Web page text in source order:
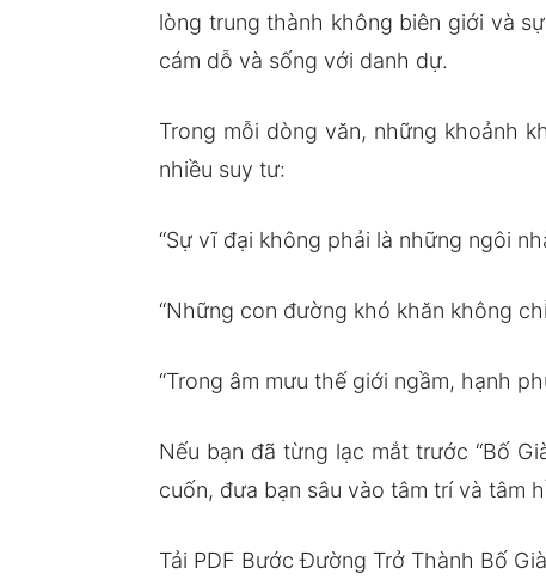
lòng trung thành không biên giới và
cám dỗ và sống với danh dự.
Trong mỗi dòng văn, những khoảnh
nhiều suy tư:
“Sự vĩ đại không phải là những ngôi
“Những con đường khó khăn không
“Trong âm mưu thế giới ngầm, hạnh
Nếu bạn đã từng lạc mắt trước “Bố
cuốn, đưa bạn sâu vào tâm trí và tâm
Tải PDF Bước Đường Trở Thành Bố